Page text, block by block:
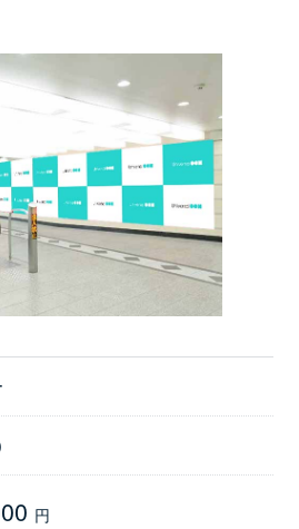
円